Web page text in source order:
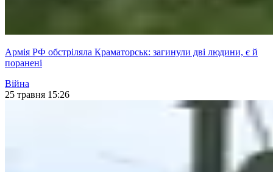
Армія РФ обстріляла Краматорськ: загинули дві людини, є й
поранені
Війна
25 травня 15:26